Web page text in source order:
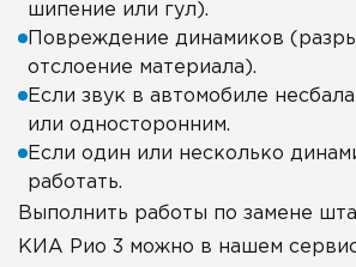
шипение или гул).
Повреждение динамиков
отслоение материала).
Если звук в автомобиле
или односторонним.
Если один или несколько
работать.
Выполнить работы по замене
КИА Рио 3 можно в нашем